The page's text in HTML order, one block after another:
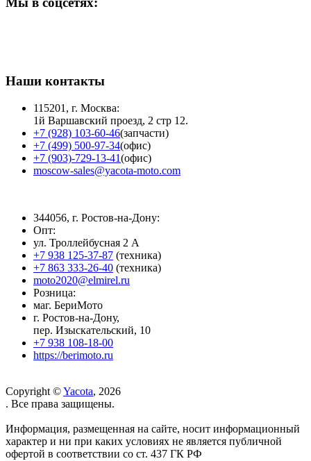
Наши контакты
115201, г. Москва:
1й Варшавский проезд, 2 стр 12.
+7 (928) 103-60-46(запчасти)
+7 (499) 500-97-34(офис)
+7 (903)-729-13-41(офис)
moscow-sales@yacota-moto.com
344056, г. Ростов-на-Дону:
Опт:
ул. Троллейбусная 2 А
+7 938 125-37-87 (техника)
+7 863 333-26-40 (техника)
moto2020@elmirel.ru
Розница:
маг. БериМото
г. Ростов-на-Дону,
пер. Изыскательский, 10
+7 938 108-18-00
https://berimoto.ru
Copyright ©Yacota, 2026
. Все права защищены.
Информация, размещенная на сайте, носит информационный
характер и ни при каких условиях не является публичной
офертой в соответствии со ст. 437 ГК РФ